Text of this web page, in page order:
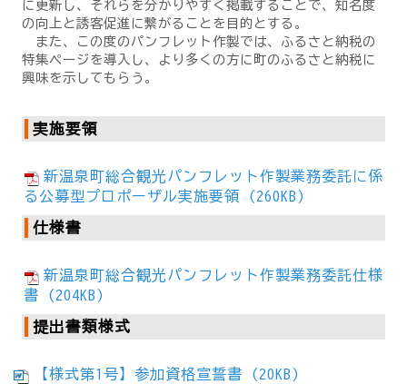
に更新し、それらを分かりやすく掲載することで、知名度
の向上と誘客促進に繋がることを目的とする。
また、この度のパンフレット作製では、ふるさと納税の
特集ページを導入し、より多くの方に町のふるさと納税に
興味を示してもらう。
実施要領
新温泉町総合観光パンフレット作製業務委託に係
る公募型プロポーザル実施要領 (260KB)
仕様書
新温泉町総合観光パンフレット作製業務委託仕様
書 (204KB)
提出書類様式
【様式第1号】参加資格宣誓書 (20KB)